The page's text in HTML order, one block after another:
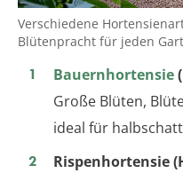
Verschiedene
Blütenpracht für jeden
Bauernhortensie
Große Blüten,
ideal für
Rispenhortensie